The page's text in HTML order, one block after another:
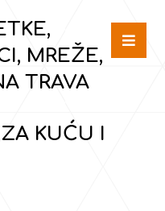
MREŽE,
TRAVA
KUĆU I